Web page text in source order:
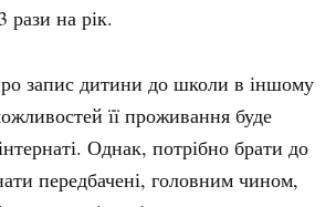
рази на рік.
запис дитини до школи в іншому
її проживання буде
Однак, потрібно брати до
передбачені, головним чином,